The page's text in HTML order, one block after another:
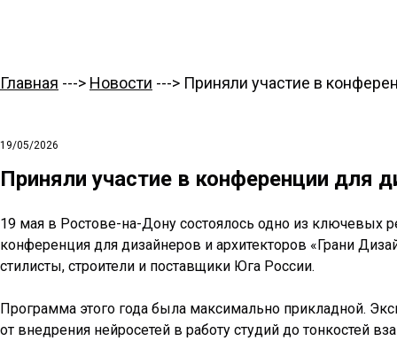
Главная ---> Новости ---> Приняли участие в
19/05/2026
Приняли участие в конференции для
19 мая в Ростове-на-Дону состоялось одно из ключевых
конференция для дизайнеров и архитекторов «Грани
стилисты, строители и поставщики Юга России.
Программа этого года была максимально прикладной.
от внедрения нейросетей в работу студий до тонкостей